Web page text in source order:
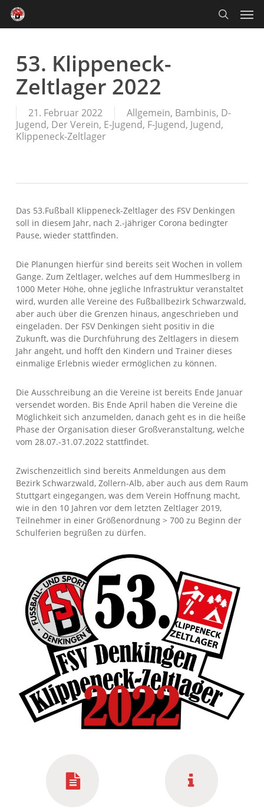
main
content search
53. Klippeneck-
Zeltlager 2022
21. Februar 2022 Allgemein, Bambinis, D-
Jugend, Der Verein, E-Jugend, F-Jugend, Jugend,
Klippeneck-Zeltlager
Das 53.Fußball Klippeneck-Zeltlager des FSV Denkingen
soll in diesem Jahr, nach 2.-jähriger Corona bedingter
Pause, wieder stattfinden.
Die Planungen hierfür sind bereits seit Wochen in vollem
Gange. Zum Zeltlager, welches auf dem Hummeslberg in
1000 Meter Höhe, ohne jegliche Infrastruktur veranstaltet
wird, wurden alle Vereine des Fußballbezirk Schwarzwald,
aber auch über die Grenzen hinaus, angeschrieben und
eingeladen. Der FSV Denkingen sieht positiv in die
Zukunft, was die Durchführung des Zeltlagers in diesem
Jahr angeht, und hofft den Kindern und Trainer dieses
einmalige Erlebnis wieder ermöglichen zu können.
Die Ausschreibung an die Vereine ist bereits Ende Januar
versendet worden. Bis Ende April haben die Vereine die
Möglichkeit sich anzumelden, danach geht es in die heiße
Phase der Organisation dieser Großveranstaltung, welche
vom 28.07.-31.07.2022 stattfindet.
Zwischenzeitlich sind bereits Anmeldungen aus dem
Bezirk Schwarzwald, Zollern-Alb, aber auch aus dem Raum
Stuttgart eingegangen, was dem Verein Hoffnung macht,
wie in den 10 Jahren vor dem letzten Zeltlager 2019,
Teilnehmer in einer Größenordnung > 700 zu Beginn der
Schulferien begrüßen zu dürfen.